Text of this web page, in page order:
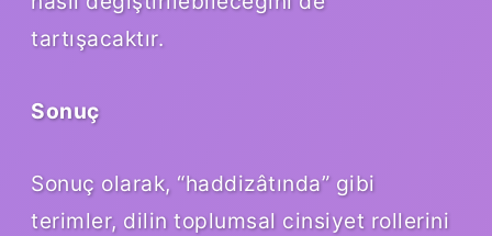
tartışacaktır.
Sonuç
Sonuç olarak, “haddizâtında” gibi
terimler, dilin toplumsal cinsiyet rollerini